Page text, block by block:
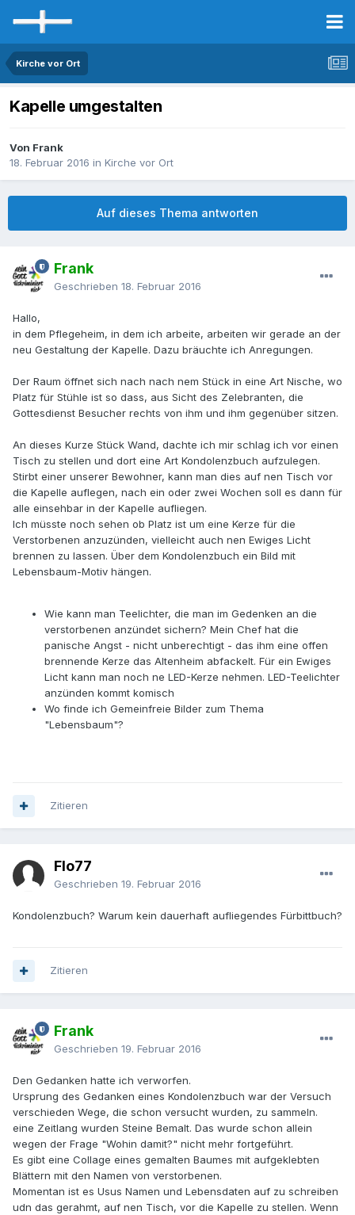
Kirche vor Ort
Kapelle umgestalten
Von Frank
18. Februar 2016 in Kirche vor Ort
Auf dieses Thema antworten
Frank
Geschrieben 18. Februar 2016
Hallo,
in dem Pflegeheim, in dem ich arbeite, arbeiten wir gerade an der
neu Gestaltung der Kapelle. Dazu bräuchte ich Anregungen.
Der Raum öffnet sich nach nach nem Stück in eine Art Nische, wo
Platz für Stühle ist so dass, aus Sicht des Zelebranten, die
Gottesdienst Besucher rechts von ihm und ihm gegenüber sitzen.
An dieses Kurze Stück Wand, dachte ich mir schlag ich vor einen
Tisch zu stellen und dort eine Art Kondolenzbuch aufzulegen.
Stirbt einer unserer Bewohner, kann man dies auf nen Tisch vor
die Kapelle auflegen, nach ein oder zwei Wochen soll es dann für
alle einsehbar in der Kapelle aufliegen.
Ich müsste noch sehen ob Platz ist um eine Kerze für die
Verstorbenen anzuzünden, vielleicht auch nen Ewiges Licht
brennen zu lassen. Über dem Kondolenzbuch ein Bild mit
Lebensbaum-Motiv hängen.
Wie kann man Teelichter, die man im Gedenken an die
verstorbenen anzündet sichern? Mein Chef hat die
panische Angst - nicht unberechtigt - das ihm eine offen
brennende Kerze das Altenheim abfackelt. Für ein Ewiges
Licht kann man noch ne LED-Kerze nehmen. LED-Teelichter
anzünden kommt komisch
Wo finde ich Gemeinfreie Bilder zum Thema
"Lebensbaum"?
Zitieren
Flo77
Geschrieben 19. Februar 2016
Kondolenzbuch? Warum kein dauerhaft aufliegendes Fürbittbuch?
Zitieren
Frank
Geschrieben 19. Februar 2016
Den Gedanken hatte ich verworfen.
Ursprung des Gedanken eines Kondolenzbuch war der Versuch
verschieden Wege, die schon versucht wurden, zu sammeln.
eine Zeitlang wurden Steine Bemalt. Das wurde schon allein
wegen der Frage "Wohin damit?" nicht mehr fortgeführt.
Es gibt eine Collage eines gemalten Baumes mit aufgeklebten
Blättern mit den Namen von verstorbenen.
Momentan ist es Usus Namen und Lebensdaten auf zu schreiben
udn das gerahmt, auf nen Tisch, vor die Kapelle zu stellen. Wenn